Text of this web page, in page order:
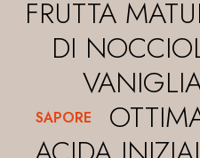
FRUTTA
DI
SAPORE